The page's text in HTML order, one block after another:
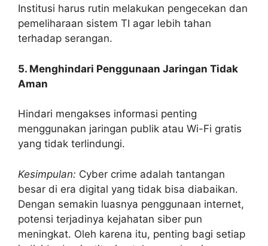
Institusi harus rutin melakukan pengecekan dan
pemeliharaan sistem TI agar lebih tahan
terhadap serangan.
5. Menghindari Penggunaan Jaringan Tidak
Aman
Hindari mengakses informasi penting
menggunakan jaringan publik atau Wi-Fi gratis
yang tidak terlindungi.
Kesimpulan: Cyber crime adalah tantangan
besar di era digital yang tidak bisa diabaikan.
Dengan semakin luasnya penggunaan internet,
potensi terjadinya kejahatan siber pun
meningkat. Oleh karena itu, penting bagi setiap